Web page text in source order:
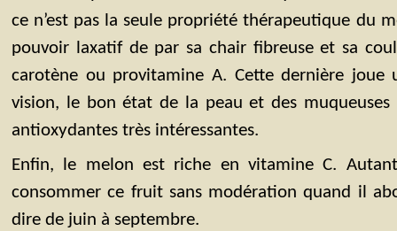
ce n’est pas la seule propriété thérapeutique du
pouvoir laxatif de par sa chair fibreuse et sa
carotène ou provitamine A. Cette dernière
vision, le bon état de la peau et des muqueuses
antioxydantes très intéressantes.
Enfin, le melon est riche en vitamine C.
consommer ce fruit sans modération quand il
dire de juin à septembre.